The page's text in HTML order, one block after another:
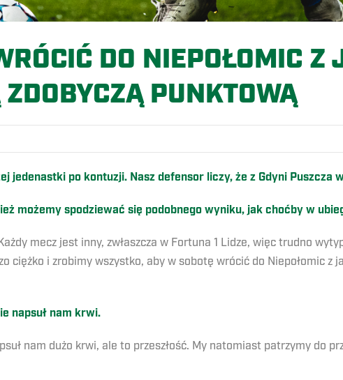
DO NIEPOŁOMIC Z
PUNKTOWĄ
po kontuzji. Nasz defensor liczy, że z Gdyni Puszcza
możemy spodziewać się podobnego wyniku, jak choćby w
mecz jest inny, zwłaszcza w Fortuna 1 Lidze, więc trudno
i zrobimy wszystko, aby w sobotę wrócić do Niepołomic z
napsuł nam krwi.
nam dużo krwi, ale to przeszłość. My natomiast patrzymy do